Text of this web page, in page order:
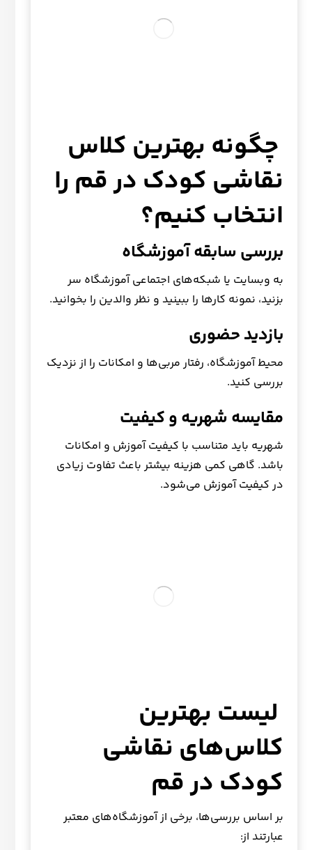
چگونه بهترین کلاس
نقاشی کودک در قم را
انتخاب کنیم؟
بررسی سابقه آموزشگاه
به وبسایت یا شبکه‌های اجتماعی آموزشگاه سر
بزنید، نمونه کارها را ببینید و نظر والدین را بخوانید.
بازدید حضوری
محیط آموزشگاه، رفتار مربی‌ها و امکانات را از نزدیک
بررسی کنید.
مقایسه شهریه و کیفیت
شهریه باید متناسب با کیفیت آموزش و امکانات
باشد. گاهی کمی هزینه بیشتر باعث تفاوت زیادی
در کیفیت آموزش می‌شود.
لیست بهترین
کلاس‌های نقاشی
کودک در قم
بر اساس بررسی‌ها، برخی از آموزشگاه‌های معتبر
عبارتند از: